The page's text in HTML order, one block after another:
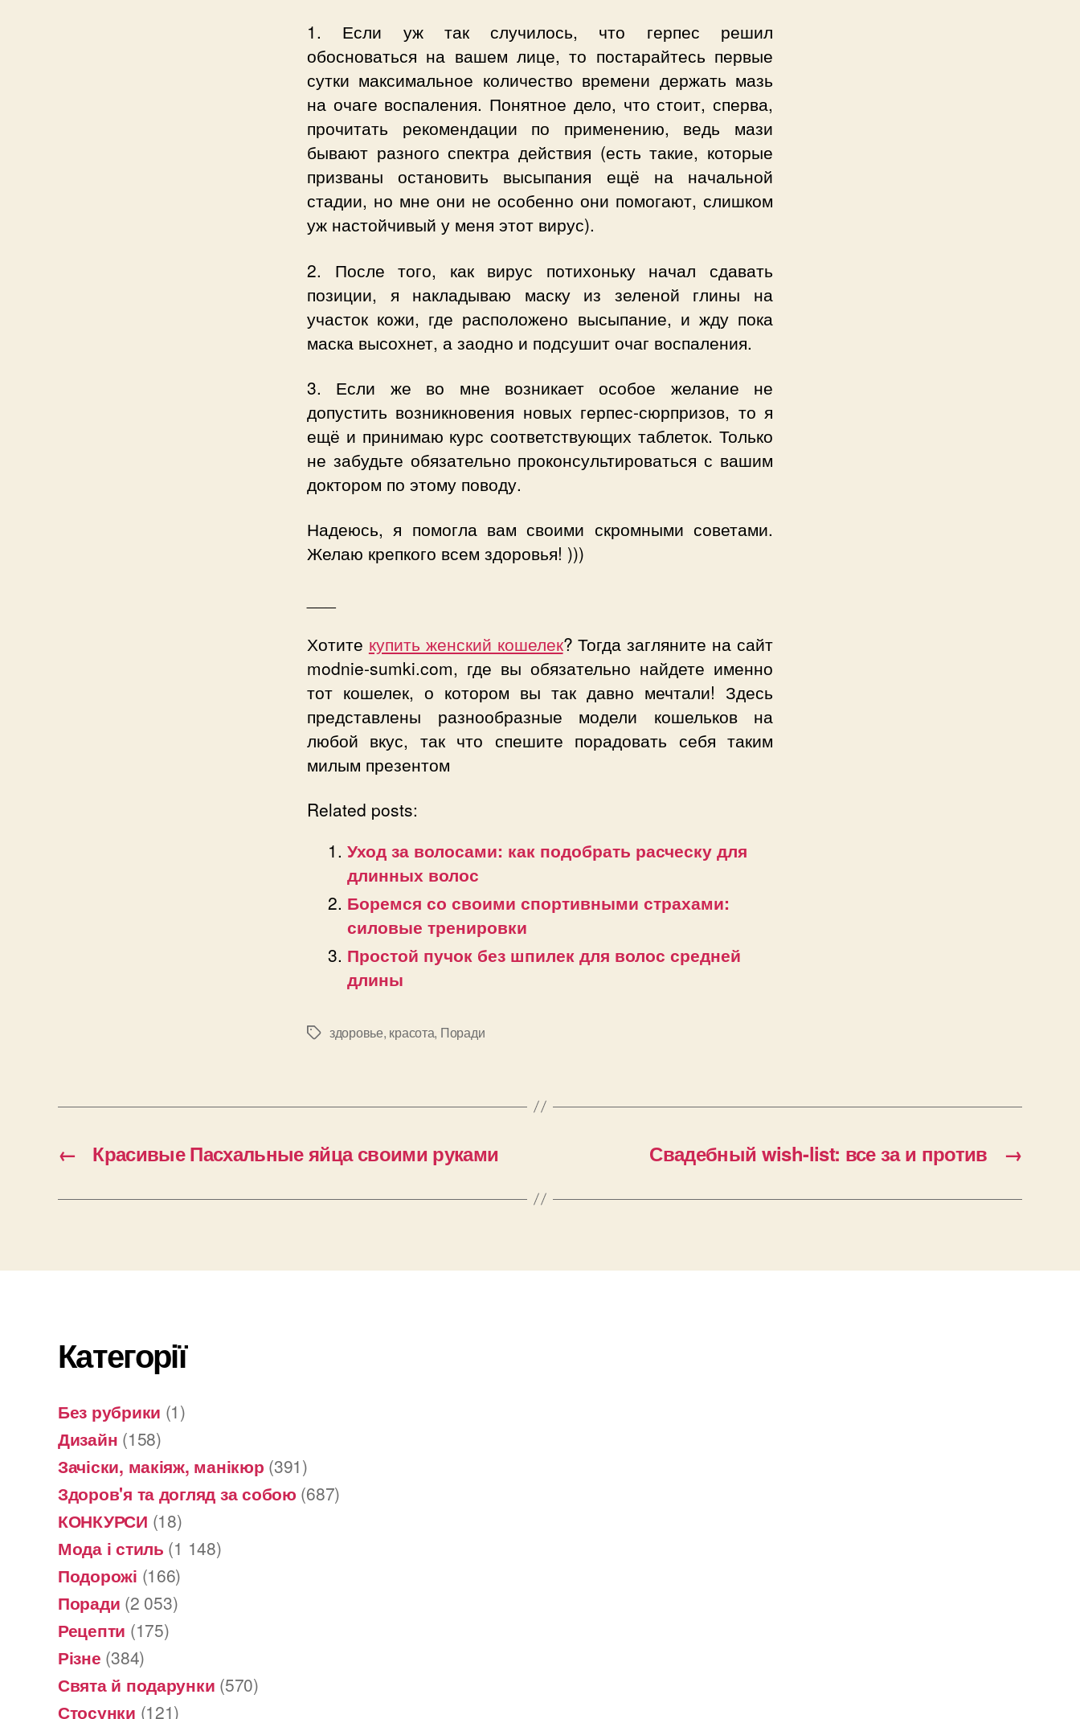
1. Если уж так случилось, что герпес решил
обосноваться на вашем лице, то постарайтесь первые
сутки максимальное количество времени держать мазь
на очаге воспаления. Понятное дело, что стоит, сперва,
прочитать рекомендации по применению, ведь мази
бывают разного спектра действия (есть такие, которые
призваны остановить высыпания ещё на начальной
стадии, но мне они не особенно они помогают, слишком
уж настойчивый у меня этот вирус).
2. После того, как вирус потихоньку начал сдавать
позиции, я накладываю маску из зеленой глины на
участок кожи, где расположено высыпание, и жду пока
маска высохнет, а заодно и подсушит очаг воспаления.
3. Если же во мне возникает особое желание не
допустить возникновения новых герпес-сюрпризов, то я
ещё и принимаю курс соответствующих таблеток. Только
не забудьте обязательно проконсультироваться с вашим
доктором по этому поводу.
Надеюсь, я помогла вам своими скромными советами.
Желаю крепкого всем здоровья! )))
Хотите купить женский кошелек? Тогда загляните на сайт
modnie-sumki.com, где вы обязательно найдете именно
тот кошелек, о котором вы так давно мечтали! Здесь
представлены разнообразные модели кошельков на
любой вкус, так что спешите порадовать себя таким
милым презентом
Related posts:
Уход за волосами: как подобрать расческу для
длинных волос
Боремся со своими спортивными страхами:
силовые тренировки
Простой пучок без шпилек для волос средней
длины
Позначки
здоровье, красота, Поради
← Красивые Пасхальные яйца своими руками →
Свадебный wish-list: все за и против
Категорії
Без рубрики (1)
Дизайн (158)
Зачіски, макіяж, манікюр (391)
Здоров'я та догляд за собою (687)
КОНКУРСИ (18)
Мода і стиль (1 148)
Подорожі (166)
Поради (2 053)
Рецепти (175)
Різне (384)
Свята й подарунки (570)
Стосунки (121)